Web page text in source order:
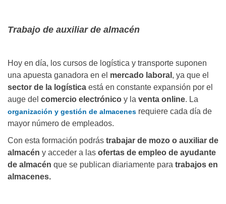
Trabajo de auxiliar de almacén
Hoy en día, los cursos de logística y transporte suponen
una apuesta ganadora en el mercado laboral , ya que el
sector de la logística está en constante expansión por el
auge del comercio electrónico y la venta online. La
organización y gestión de almacenes requiere cada día de
mayor número de empleados.
Con esta formación podrás trabajar de mozo o auxiliar de
almacén y acceder a las ofertas de empleo de ayudante
de almacén que se publican diariamente para trabajos en
almacenes.